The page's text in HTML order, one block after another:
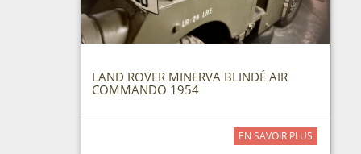
LAND ROVER MINERVA BLINDÉ AIR
COMMANDO 1954
EN SAVOIR PLUS